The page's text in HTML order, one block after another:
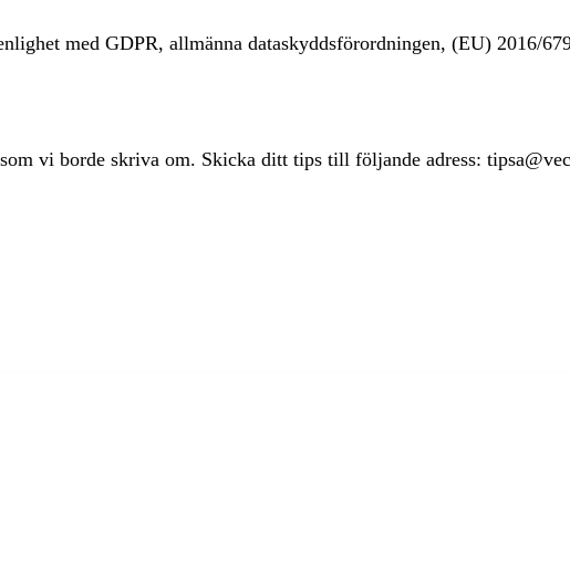
med GDPR, allmänna dataskyddsförordningen, (EU) 2016/
vi borde skriva om. Skicka ditt tips till följande adress: